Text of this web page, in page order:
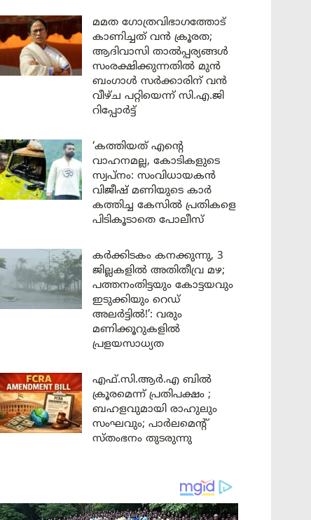
മമത ഗോത്രവിഭാഗത്തോട്
കാണിച്ചത് വൻ ക്രൂരത;
ആദിവാസി താൽപ്പര്യങ്ങൾ
സംരക്ഷിക്കുന്നതിൽ മുൻ
ബംഗാൾ സർക്കാരിന് വൻ
വീഴ്ച പറ്റിയെന്ന് സി.എ.ജി
റിപ്പോർട്ട്
‘കത്തിയത് എന്റെ
വാഹനമല്ല, കോടികളുടെ
സ്വപ്നം: സംവിധായകൻ
വിജീഷ് മണിയുടെ കാർ
കത്തിച്ച കേസിൽ പ്രതികളെ
പിടികൂടാതെ പോലീസ്
കർക്കിടകം കനക്കുന്നു, 3
ജില്ലകളിൽ അതിതീവ്ര മഴ;
പത്തനംതിട്ടയും കോട്ടയവും
ഇടുക്കിയും റെഡ്
അലർട്ടിൽ!’: വരും
മണിക്കൂറുകളിൽ
പ്രളയസാധ്യത
എഫ്.സി.ആർ.എ ബിൽ
ക്രൂരമെന്ന് പ്രതിപക്ഷം ;
ബഹളവുമായി രാഹുലും
സംഘവും; പാർലമെന്റ്
സ്തംഭനം തുടരുന്നു